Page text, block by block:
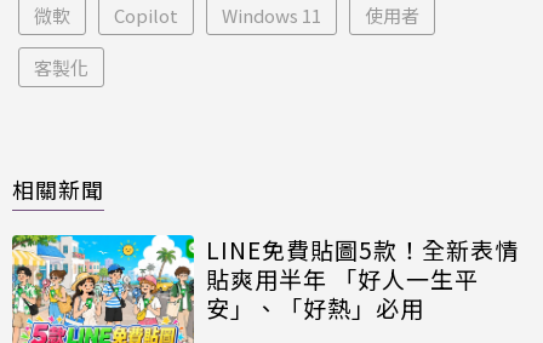
微軟 Copilot Windows 11 使用者
客製化
相關新聞
LINE免費貼圖5款！全新表情
貼爽用半年 「好人一生平
安」、「好熱」必用